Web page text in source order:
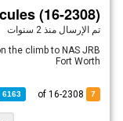
(16-2308)
تم الإرسالمنذ 2 سنوات
the climb to NAS JRB
Fort Worth
7
6163